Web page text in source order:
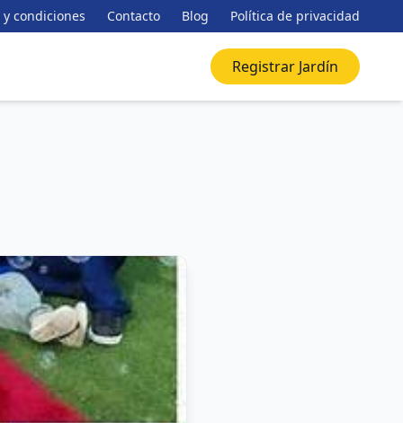
condiciones Contacto Blog Política de privacidad
Registrar Jardín